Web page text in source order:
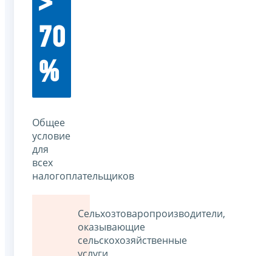
70
%
Общее
условие
для
всех
налогоплательщиков
Сельхозтоваропроизводители,
оказывающие
сельскохозяйственные